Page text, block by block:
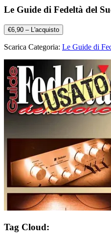
Le Guide di Fedeltà del
€6,90 – L'acquisto
Scarica Categoria: Le Guide di
Tag Cloud: